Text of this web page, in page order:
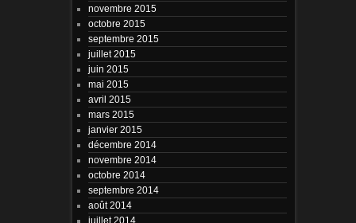
novembre 2015
octobre 2015
septembre 2015
juillet 2015
juin 2015
mai 2015
avril 2015
mars 2015
janvier 2015
décembre 2014
novembre 2014
octobre 2014
septembre 2014
août 2014
juillet 2014